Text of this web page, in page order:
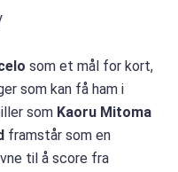
som et mål for kort,
som kan få ham i
som Kaoru Mitoma
framstår som en
til å score fra